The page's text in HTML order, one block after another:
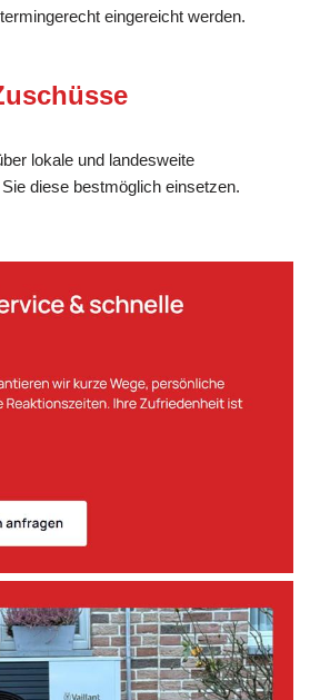
eingereicht werden.
lokale und landesweite
diese bestmöglich einsetzen.